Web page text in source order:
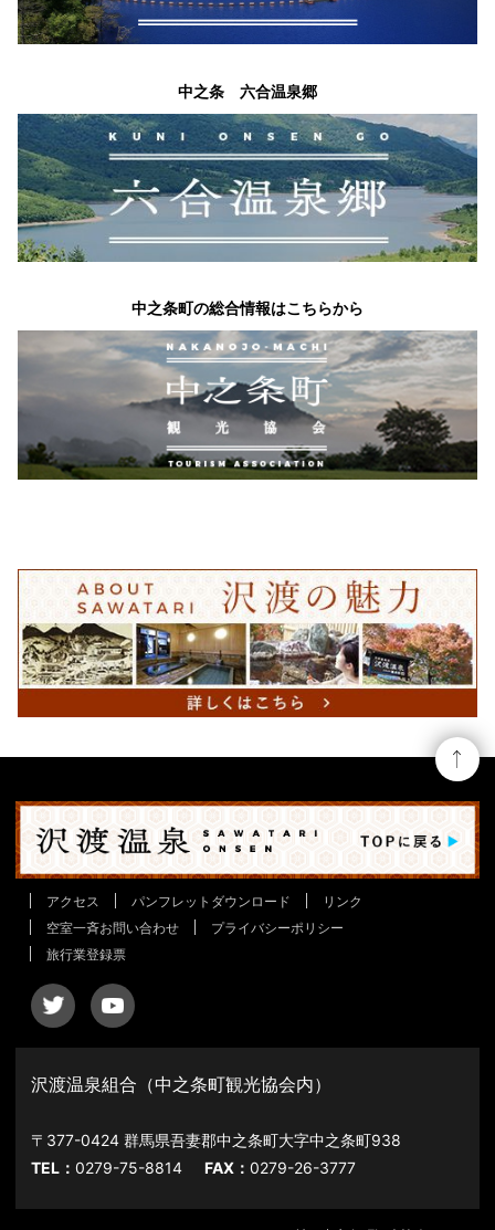
中之条 六合温泉郷
中之条町の総合情報はこちらから
アクセス パンフレットダウンロード
リンク
空室一斉お問い合わせ
プライバシーポリシー
旅行業登録票
沢渡温泉組合（中之条町観光協会内）
〒377-0424 群馬県吾妻郡中之条町大字中之条町938
TEL：0279-75-8814 FAX：0279-26-3777